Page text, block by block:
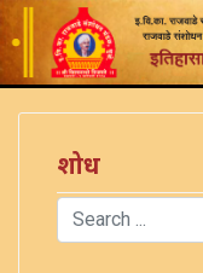
शोध
Search